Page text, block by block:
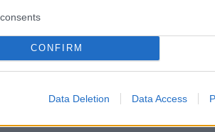
CONFIRM
Data Deletion Data Access
Ada Twist, a tudós.
és pedagógusok szerepe
támogassák a lányokat, ha
példaképeket, és kerüljük a